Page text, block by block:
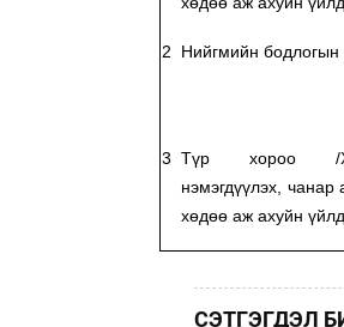
2 Нийгмийн
3 Түр хороо /
нэмэгдүүлэх, чанар
хөдөө аж ахуйн
СЭТГЭГДЭЛ